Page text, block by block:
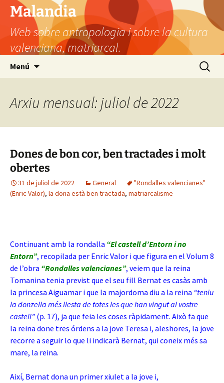
Vés
contingut
Malandia
Web sobre antropologia i sobre la cultura
valenciana, matriarcal.
Menú Cerca:
Arxiu mensual: juliol de 2022
Dones de bon cor, ben tractades i molt
obertes
31 de juliol de 2022 General
"Rondalles valencianes"
(Enric Valor), la dona està ben tractada, matriarcalisme
Continuant amb la rondalla “El castell d’Entorn i no
Entorn”, recopilada per Enric Valor i que figura en el Volum 8
de l’obra “Rondalles valencianes”, veiem que la reina
Tomanina tenia previst que el seu fill Bernat es casàs amb
la princesa Aiguamar i que la majordoma diu a la reina “teniu
la donzella més llesta de totes les que han vingut al vostre
castell” (p. 17), ja que feia les coses ràpidament. Això fa que
la reina done tres órdens a la jove Teresa i, aleshores, la jove
recorre a seguir lo que li indicarà Bernat, qui coneix més sa
mare, la reina.
Així, Bernatdona un primer xiulet a la jove i,